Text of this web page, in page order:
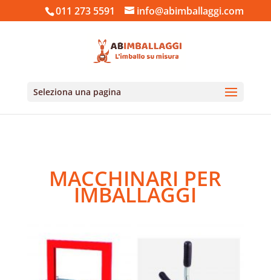
011 273 5591 info@abimballaggi.com
Seleziona una pagina
MACCHINARI PER
IMBALLAGGI